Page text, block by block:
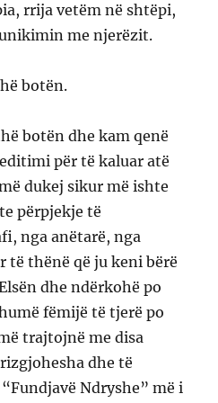
rrija vetëm në shtëpi,
me njerëzit.
botën.
botën dhe kam qenë
për të kaluar atë
dukej sikur më ishte
përpjekje të
nga anëtarë, nga
të thënë që ju keni bërë
dhe ndërkohë po
fëmijë të tjerë po
trajtojnë me disa
dhe të
Ndryshe” më i